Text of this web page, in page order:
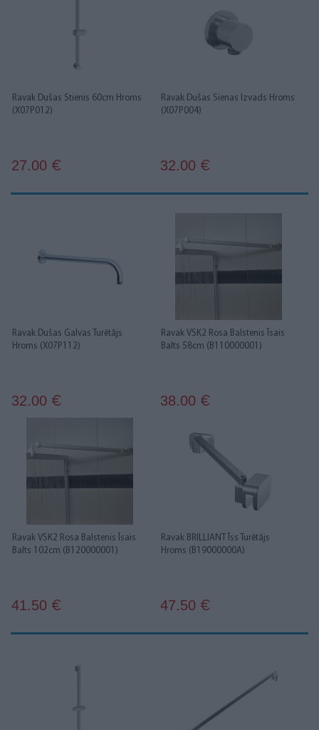
Ravak Dušas Stienis 60cm Hroms
(X07P012)
27.00 €
Ravak Dušas Sienas Izvads Hroms
(X07P004)
32.00 €
Ravak Dušas Galvas Turētājs
Hroms (X07P112)
32.00 €
Ravak VSK2 Rosa Balstenis Īsais
Balts 58cm (B110000001)
38.00 €
Ravak VSK2 Rosa Balstenis Īsais
Balts 102cm (B120000001)
41.50 €
Ravak BRILLIANT Īss Turētājs
Hroms (B19000000A)
47.50 €